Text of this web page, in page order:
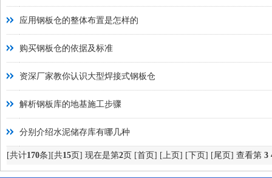
应用钢板仓的整体布置是怎样的
购买钢板仓的依据及标准
资深厂家教你认识大型焊接式钢板仓
解析钢板库的地基施工步骤
分别介绍水泥储存库有哪几种
[共计170条][共15页] 现在是第2页 [首页] [上页] [下页] [尾页] 查看第 3